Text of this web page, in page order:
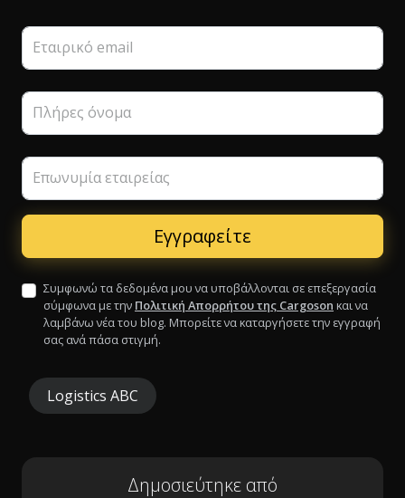
Εταιρικό email
Πλήρες όνομα
Επωνυμία εταιρείας
Συμφωνώ τα δεδομένα μου να υποβάλλονται σε επεξεργασία
σύμφωνα με την Πολιτική Απορρήτου της Cargoson και να
λαμβάνω νέα του blog. Μπορείτε να καταργήσετε την εγγραφή
σας ανά πάσα στιγμή.
Logistics ABC
Δημοσιεύτηκε από